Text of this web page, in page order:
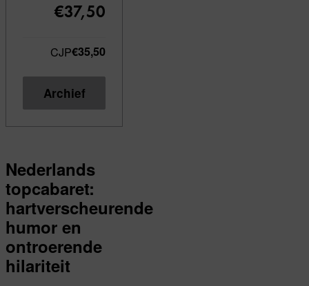
€37,50
CJP€35,50
Archief
Nederlands
topcabaret:
hartverscheurende
humor en
ontroerende
hilariteit